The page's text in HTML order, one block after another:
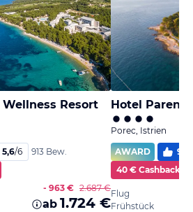
Resort
5,6/6
913 Bew.
- 963 € 2.687 €
ab 1.724 €
Hotel
Porec, Istrien
AWARD
96
40 € Cashback
Flug
Frühstück